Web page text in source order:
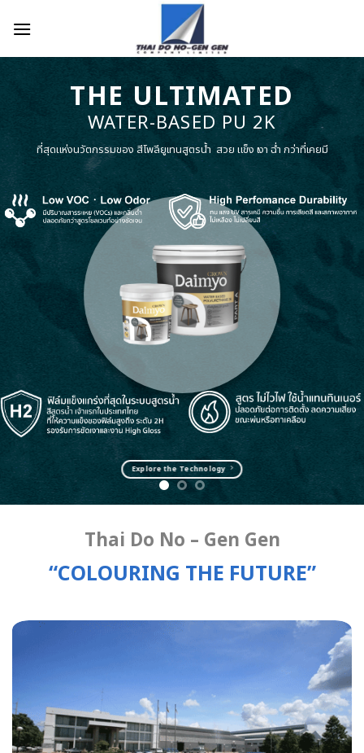
ยมี
Daimyo Diamond
9H Ceramic Nano Coating For Wood
เมื่อวิทยาศาสตร์ระดับนาโน ผสานกับความงามของธรรมชาติ
Explore the Technology
Thai Do No – Gen Gen
“COLOURING THE FUTURE”